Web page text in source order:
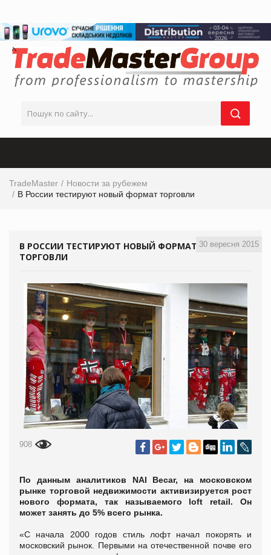
TradeMaster
Новости за рубежем
В России тестируют новый формат торговли
30 вересня 2015
В РОССИИ ТЕСТИРУЮТ НОВЫЙ ФОРМАТ
ТОРГОВЛИ
908
По данным аналитиков NAI Becar, на московском
рынке торговой недвижимости активизируется рост
нового формата, так называемого loft retail. Он
может занять до 5% всего рынка.
«С начала 2000 годов стиль лофт начал покорять и
московский рынок. Первыми на отечественной почве его